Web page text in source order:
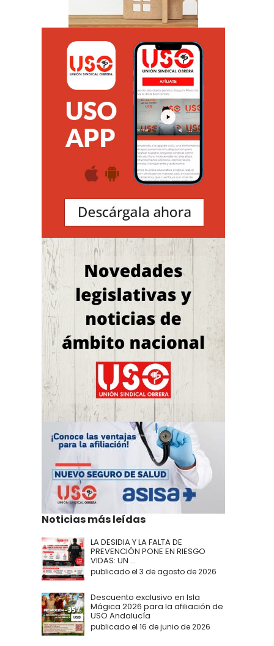
Noticias más leídas
LA DESIDIA Y LA FALTA DE
PREVENCIÓN PONE EN RIESGO
VIDAS: UN ...
publicado el 3 de agosto de 2026
Descuento exclusivo en Isla
Mágica 2026 para la afiliación de
USO Andalucía
publicado el 16 de junio de 2026